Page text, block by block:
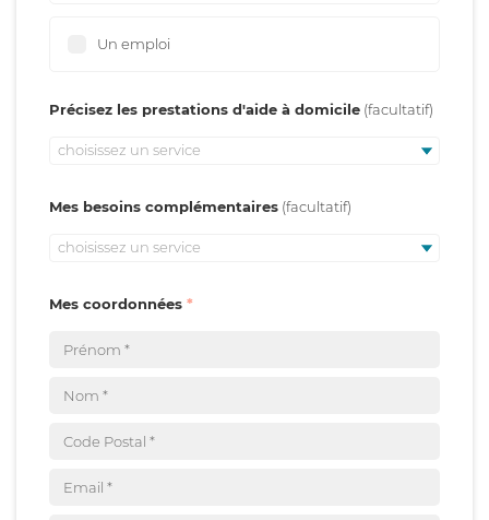
Un emploi
Précisez les prestations d'aide à domicile
choisissez un service
Mes besoins complémentaires
choisissez un service
Mes coordonnées